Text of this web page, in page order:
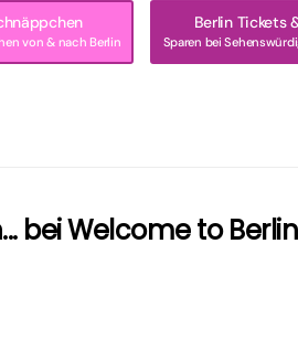
von & nach Berlin
Berlin Tickets
Sparen bei
bei Welcome to